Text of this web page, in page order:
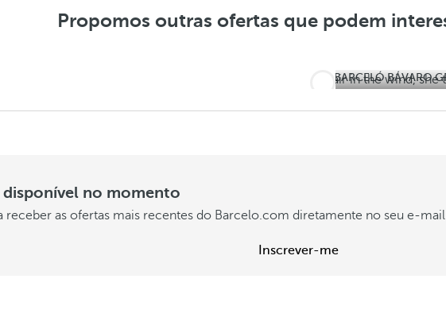
Propomos outras ofertas que podem
BARCELÓ BÁVARO
no momento
receber as ofertas mais recentes do Barcelo.com diretamente no seu e-
Inscrever-me